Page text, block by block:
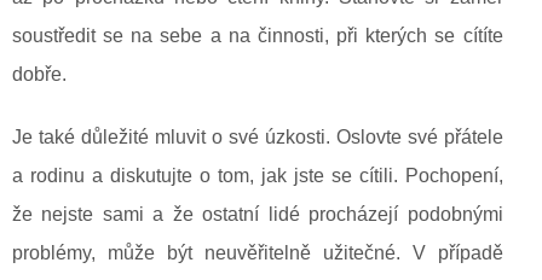
soustředit se na sebe a na činnosti, při kterých se cítíte
dobře.
Je také důležité mluvit o své úzkosti. Oslovte své přátele
a rodinu a diskutujte o tom, jak jste se cítili. Pochopení,
že nejste sami a že ostatní lidé procházejí podobnými
problémy, může být neuvěřitelně užitečné. V případě